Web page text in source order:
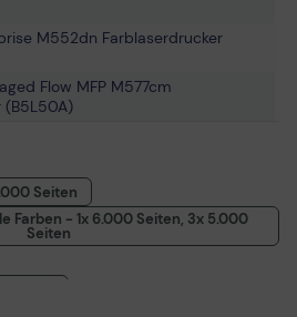
M552dn Farblaserdrucker
Flow MFP M577cm
(B5L50A)
MFP M577dnm Farblaserdrucker
M553xm Farblaserdrucker
MFP M577f Multifunktions-
Seiten
Farben - 1x 6.000 Seiten, 3x 5.000
Seiten